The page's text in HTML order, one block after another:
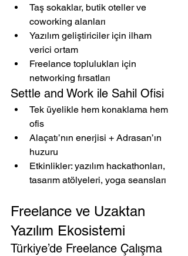
Taş sokaklar, butik oteller ve
coworking alanları
Yazılım geliştiriciler için ilham
verici ortam
Freelance toplulukları için
networking fırsatları
Settle and Work ile Sahil Ofisi
Tek üyelikle hem konaklama hem
ofis
Alaçatı’nın enerjisi + Adrasan’ın
huzuru
Etkinlikler: yazılım hackathonları,
tasarım atölyeleri, yoga seansları
Freelance ve Uzaktan
Yazılım Ekosistemi
Türkiye’de Freelance Çalışma